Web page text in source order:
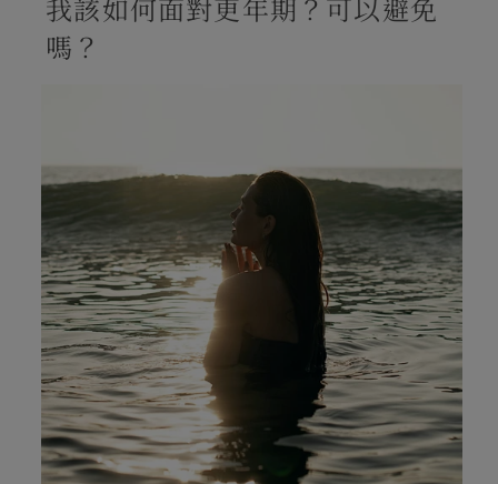
我該如何面對更年期？可以避免
嗎？